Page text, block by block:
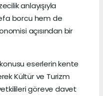
anlayışıyla
borcu hem de
açısından bir
eserlerin kente
Kültür ve Turizm
göreve davet